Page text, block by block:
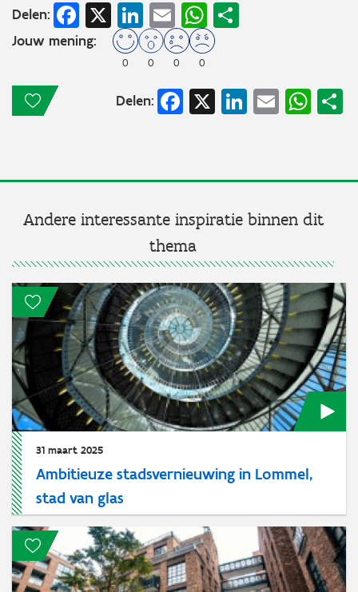
Delen: Facebook
X LinkedIn
EmailWhatsApp
Jouw mening:
0 0 0 0
Delen: Facebook
X LinkedIn
Email
Andere interessante inspiratie binnen dit
thema
31 maart 2025
Ambitieuze stadsvernieuwing in Lommel,
stad van glas